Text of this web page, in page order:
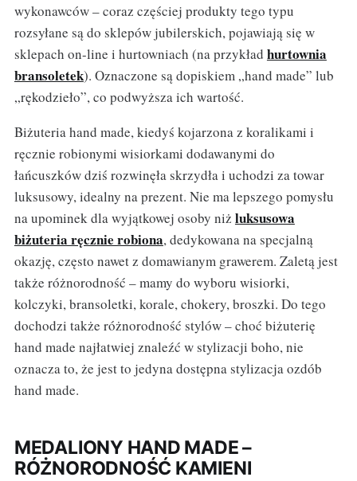
wykonawców – coraz częściej produkty tego typu
rozsyłane są do sklepów jubilerskich, pojawiają się w
sklepach on-line i hurtowniach (na przykład hurtownia
bransoletek). Oznaczone są dopiskiem „hand made” lub
„rękodzieło”, co podwyższa ich wartość.
Biżuteria hand made, kiedyś kojarzona z koralikami i
ręcznie robionymi wisiorkami dodawanymi do
łańcuszków dziś rozwinęła skrzydła i uchodzi za towar
luksusowy, idealny na prezent. Nie ma lepszego pomysłu
na upominek dla wyjątkowej osoby niż luksusowa
biżuteria ręcznie robiona, dedykowana na specjalną
okazję, często nawet z domawianym grawerem. Zaletą jest
także różnorodność – mamy do wyboru wisiorki,
kolczyki, bransoletki, korale, chokery, broszki. Do tego
dochodzi także różnorodność stylów – choć biżuterię
hand made najłatwiej znaleźć w stylizacji boho, nie
oznacza to, że jest to jedyna dostępna stylizacja ozdób
hand made.
MEDALIONY HAND MADE –
RÓŻNORODNOŚĆ KAMIENI